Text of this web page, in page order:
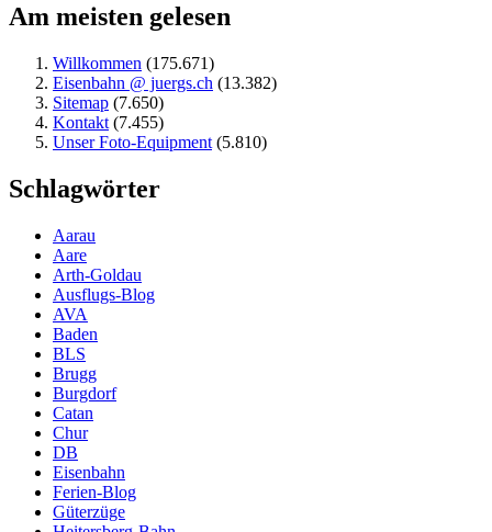
Am meisten gelesen
Willkommen (175.671)
Eisenbahn @ juergs.ch (13.382)
Sitemap (7.650)
Kontakt (7.455)
Unser Foto-Equipment (5.810)
Schlagwörter
Aarau
Aare
Arth-Goldau
Ausflugs-Blog
AVA
Baden
BLS
Brugg
Burgdorf
Catan
Chur
DB
Eisenbahn
Ferien-Blog
Güterzüge